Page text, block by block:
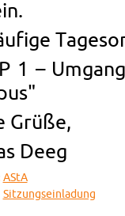
1 –
Grüße,
Deeg
AStA
Sit­zungs­ein­la­dung